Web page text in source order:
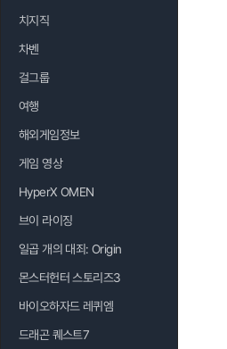
치지직
차벤
걸그룹
여행
해외게임정보
게임 영상
HyperX OMEN
브이 라이징
일곱 개의 대죄: Origin
몬스터헌터 스토리즈3
바이오하자드 레퀴엠
드래곤 퀘스트7